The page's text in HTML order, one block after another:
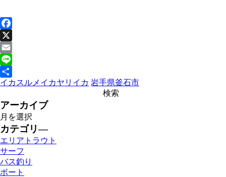
Facebook
X
Email
Line
共
イカ スルメイカヤリイカ 岩手県釜石市
アーカイブ
カテゴリ―
エリアトラウト
サーフ
バス釣り
ボート